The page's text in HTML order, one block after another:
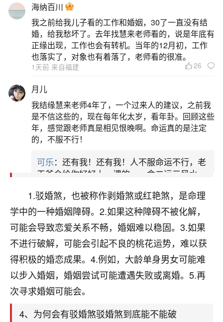
是一种命理现象，指命犯此煞者婚姻道路存在障
碍。表现为恋爱过程中频繁遭遇问题，如难以进入
婚姻阶段、容易分手，甚至结婚后招来祸事。其本
质是命
2、犯驳婚煞对婚姻的影响
犯驳婚煞（婚姻煞）对婚姻的影响主要体现在
婚姻运势坎坷、感情阻碍多、姻缘不顺、易经历多
次婚姻失败或。
3、驳婚煞破完了会怎样？
1.驳婚煞，也被称作剥婚煞或红艳煞，是命理
学中的一种婚姻障碍。2.如果这种障碍不被化解，
可能会导致恋爱关系不畅，婚姻难以稳固。3.如果
不进行破解，可能会引起不良的桃花运势，难以获
得积极的婚恋成果。4.例如，大龄单身男女可能难
以步入婚姻，婚姻尝试可能遭遇失败或离婚。5.再
次寻求婚姻可能会。
4、为何会有驳婚煞驳婚煞到底能不能破
海纳百川
我之前给我儿子看的工作和婚姻，30了一直没有结
婚，给我愁坏了。去年找慧来老师看的，说是年底有
正缘出现，工作也会有转机。当年的12月初，工作
也落实了，对象也有着落了，老师看的很准。
1天前 来自福建 26
月儿
我结缘慧来老师4年了，一个过来人的建议，之前我
是不信这些的，现在每年化太岁，看年卦。回顾这些
年，感觉跟老师真是相见恨晚啊。命运真的是注定
的，不服不行！
可乐：还有我！还有我！人不服命运不行，老
天爷会给你好好上一课的。一命二运三风水，
平安是福 ：我也是每年找老师化太岁，看年
卦，认识老师3年了，都是缘分啊！
17分钟前 来自湖北 19
心若莲花
我是做餐饮的，这两年，生意屡屡受挫，店开一家关
一家，要么生意不好，生意好的就出事。前些年攒的
家底快败光了，真是倒霉！我也想找人看看到底怎么